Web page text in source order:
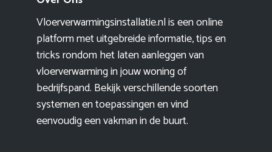
Vloerverwarmingsinstallatie.nl is een online
platform met uitgebreide informatie, tips en
tricks rondom het laten aanleggen van
vloerverwarming in jouw woning of
bedrijfspand. Bekijk verschillende soorten
systemen en toepassingen en vind
eenvoudig een vakman in de buurt.